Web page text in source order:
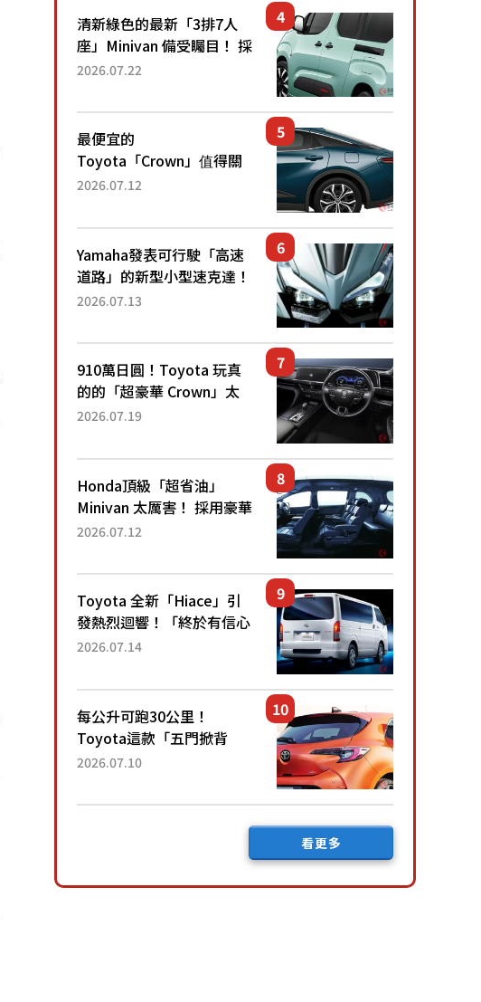
清新綠色的最新「3排7人
座」Minivan 備受矚目！ 採
用全長4.7公尺剛剛好的車
還推出467萬元日圓起的5
人座版...
2026.07.22
最便宜的
Toyota「Crown」值得關
注！ 搭載4WD、每公升
眼！ 配備豐富、超越售價
水準，堪稱高CP值代表的
「...
2026.07.12
Yamaha發表可行駛「高速
道路」的新型小型速克達！
搭載能享受超強勁「渦輪
高階「Super Sport」車款
相同的...
2026.07.13
910萬日圓！Toyota 玩真
的的「超豪華 Crown」太
厲害了！採用由「匠人技
運動化「底盤設定」！還配
備專屬豪華...
2026.07.19
Honda頂級「超省油」
Minivan 太厲害！ 採用豪華
「真皮座椅」與專屬「黑色
公里，兼具優異節能表現與
舒適「三...
2026.07.12
Toyota 全新「Hiace」引
發熱烈迴響！「終於有信心
下訂了！」「哪個等級交車
後竟然還要等「超過半年」
才能交車？...
2026.07.14
每公升可跑30公里！
Toyota這款「五門掀背
車」真的很厲害！ 擁有全
尺寸」，配備全面升級！
2026.07.10
看更多